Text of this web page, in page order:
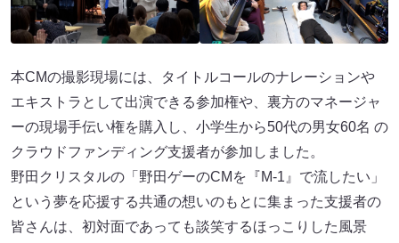
本CMの撮影現場には、タイトルコールのナレーションや
エキストラとして出演できる参加権や、裏方のマネージャ
ーの現場手伝い権を購入し、小学生から50代の男女60名 の
クラウドファンディング支援者が参加しました。
野⽥クリスタルの「野⽥ゲーのCMを『M-1』で流したい」
という夢を応援する共通の想いのもとに集まった支援者の
皆さんは、初対面であっても談笑するほっこりした風景